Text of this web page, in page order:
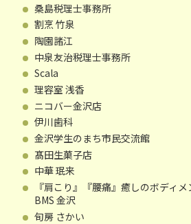
桑島税理士事務所
割烹 竹泉
陶園諸江
中泉友治税理士事務所
Scala
理容室 浅香
ニコバー金沢店
伊川歯科
金沢学生のまち市民交流館
髙田生菓子店
中華 珉来
『肩こり』『腰痛』癒しのボディ
BMS 金沢
旬房 さかい